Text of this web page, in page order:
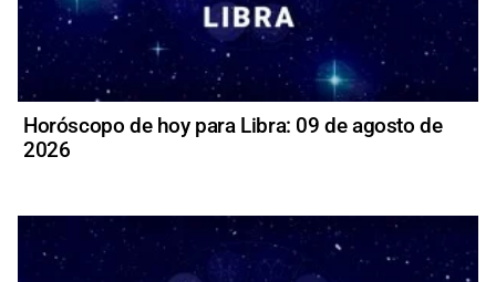
Horóscopo de hoy para Libra: 09 de agosto de
2026